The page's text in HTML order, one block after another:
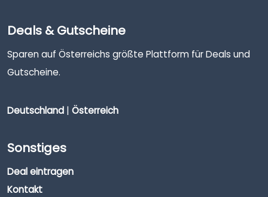
Deals & Gutscheine
Sparen auf Österreichs größte Plattform für Deals und
Gutscheine.
Deutschland | Österreich
Sonstiges
Deal eintragen
Kontakt